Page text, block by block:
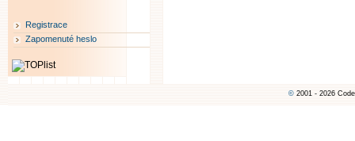
Registrace
Zapomenuté heslo
© 2001 - 2026